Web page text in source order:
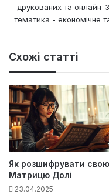
друкованих та
тематика - економічне
Схожі статті
Як розшифрувати свою
Матрицю Долі
23.04.2025